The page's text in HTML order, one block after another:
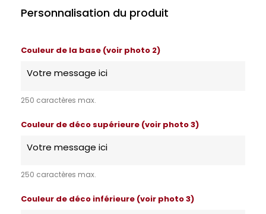
Personnalisation du produit
Couleur de la base (voir photo 2)
250 caractères max.
Couleur de déco supérieure (voir photo 3)
250 caractères max.
Couleur de déco inférieure (voir photo 3)